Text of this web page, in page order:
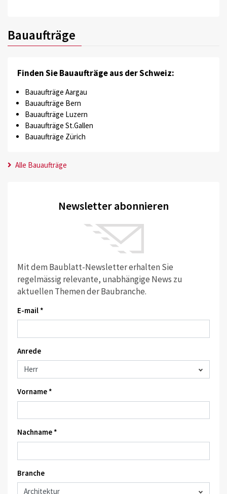
Bauaufträge
Finden Sie Bauaufträge aus der Schweiz:
Bauaufträge Aargau
Bauaufträge Bern
Bauaufträge Luzern
Bauaufträge St.Gallen
Bauaufträge Zürich
Alle Bauaufträge
Newsletter abonnieren
Mit dem Baublatt-Newsletter erhalten Sie
regelmässig relevante, unabhängige News zu
aktuellen Themen der Baubranche.
E-mail *
Anrede
Vorname *
Nachname *
Branche